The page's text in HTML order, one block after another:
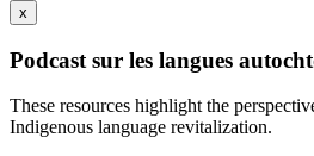
x
Podcast sur les langues
These resources highlight the
Indigenous language revitalization.